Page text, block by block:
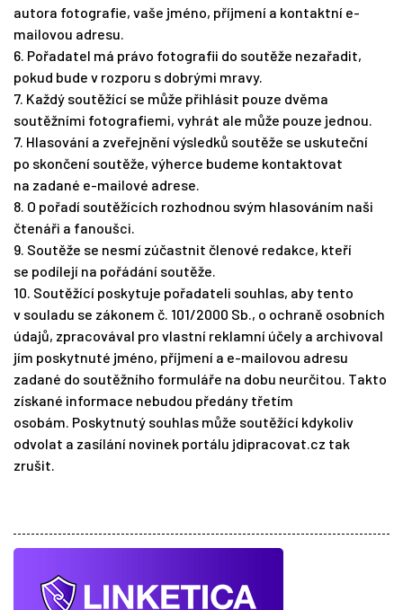
autora fotografie, vaše jméno, příjmení a kontaktní e-
mailovou adresu.
6. Pořadatel má právo fotografii do soutěže nezařadit,
pokud bude v rozporu s dobrými mravy.
7. Každý soutěžící se může přihlásit pouze dvěma
soutěžními fotografiemi, vyhrát ale může pouze jednou.
7. Hlasování a zveřejnění výsledků soutěže se uskuteční
po skončení soutěže, výherce budeme kontaktovat
na zadané e-mailové adrese.
8. O pořadí soutěžících rozhodnou svým hlasováním naši
čtenáři a fanoušci.
9. Soutěže se nesmí zúčastnit členové redakce, kteří
se podílejí na pořádání soutěže.
10. Soutěžící poskytuje pořadateli souhlas, aby tento
v souladu se zákonem č. 101/2000 Sb., o ochraně osobních
údajů, zpracovával pro vlastní reklamní účely a archivoval
jím poskytnuté jméno, příjmení a e-mailovou adresu
zadané do soutěžního formuláře na dobu neurčitou. Takto
získané informace nebudou předány třetím
osobám. Poskytnutý souhlas může soutěžící kdykoliv
odvolat a zasílání novinek portálu jdipracovat.cz tak
zrušit.